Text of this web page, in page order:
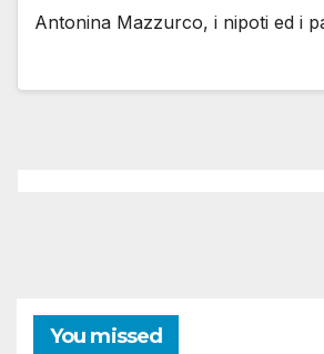
Antonina Mazzurco, i nipoti ed i
You missed